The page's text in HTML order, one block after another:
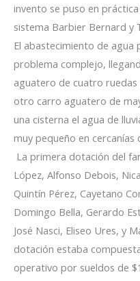
invento se puso en
sistema Barbier Bernard y
El abastecimiento de agua
problema complejo,
aguatero de cuatro
otro carro aguatero de
una cisterna el agua de
muy pequeño en cercanías
La primera dotación del
López, Alfonso Debois,
Quintín Pérez, Cayetano
Domingo Bella, Gerardo
José Nasci, Eliseo Ures, y
dotación estaba
operativo por sueldos de